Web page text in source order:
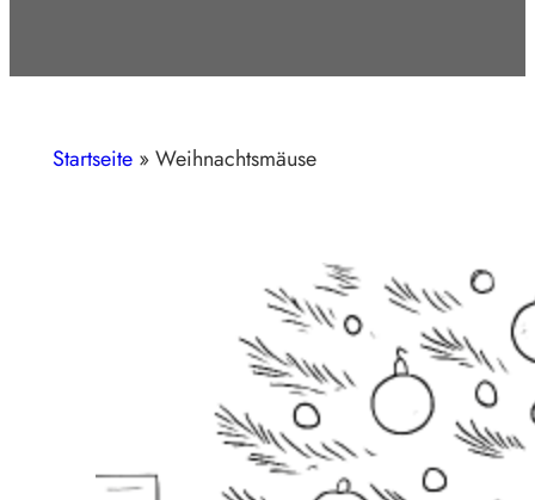
Startseite »Weihnachtsmäuse